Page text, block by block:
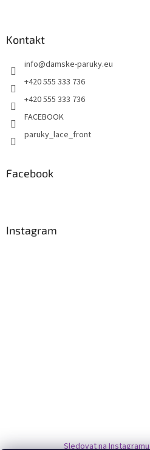
Kontakt
info@damske-paruky.eu
+420 555 333 736
+420 555 333 736
FACEBOOK
paruky_lace_front
Facebook
Instagram
Sledovat na Instagramu